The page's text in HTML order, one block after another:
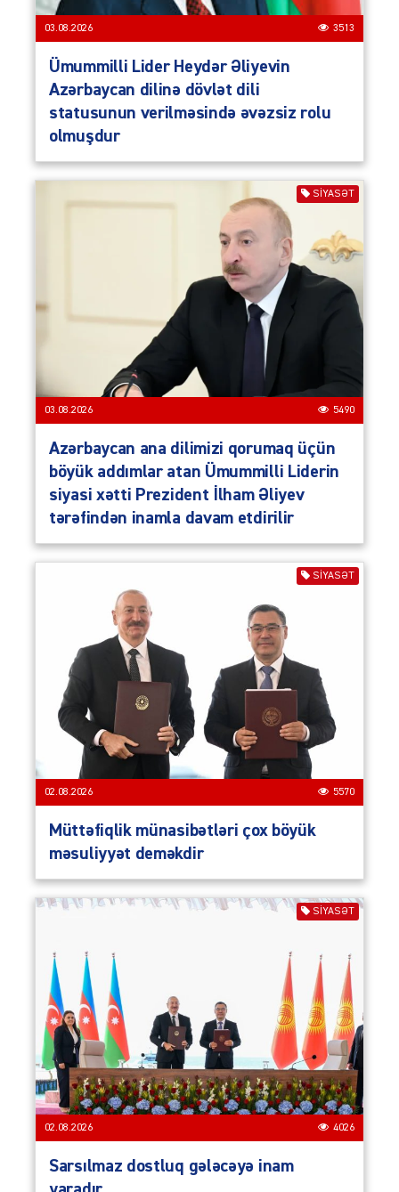
03.08.2026 3513
Ümummilli Lider Heydər Əliyevin
Azərbaycan dilinə dövlət dili
statusunun verilməsində əvəzsiz rolu
olmuşdur
SIYASƏT
03.08.2026 5490
Azərbaycan ana dilimizi qorumaq üçün
böyük addımlar atan Ümummilli Liderin
siyasi xətti Prezident İlham Əliyev
tərəfindən inamla davam etdirilir
SIYASƏT
02.08.2026 5570
Müttəfiqlik münasibətləri çox böyük
məsuliyyət deməkdir
SIYASƏT
02.08.2026 4026
Sarsılmaz dostluq gələcəyə inam